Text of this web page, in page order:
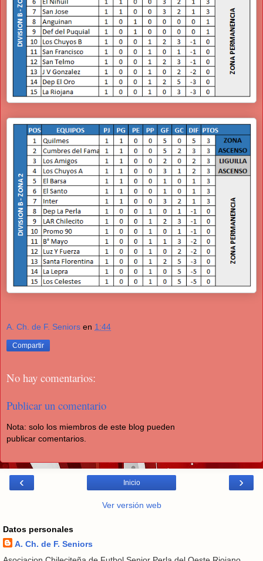
A. Ch. de F. Seniors en 1:44
Compartir
No hay comentarios:
Publicar un comentario
Nota: solo los miembros de este blog pueden
publicar comentarios.
‹ ›
Inicio
Ver versión web
Datos personales
A. Ch. de F. Seniors